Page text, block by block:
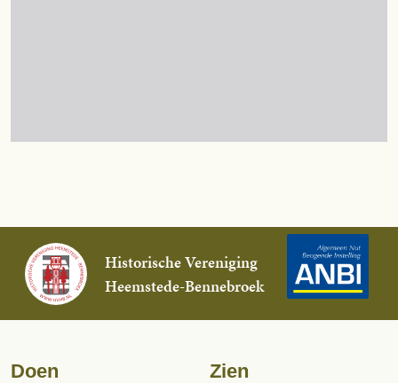
Historische Vereniging
Heemstede-Bennebroek
Doen Zien